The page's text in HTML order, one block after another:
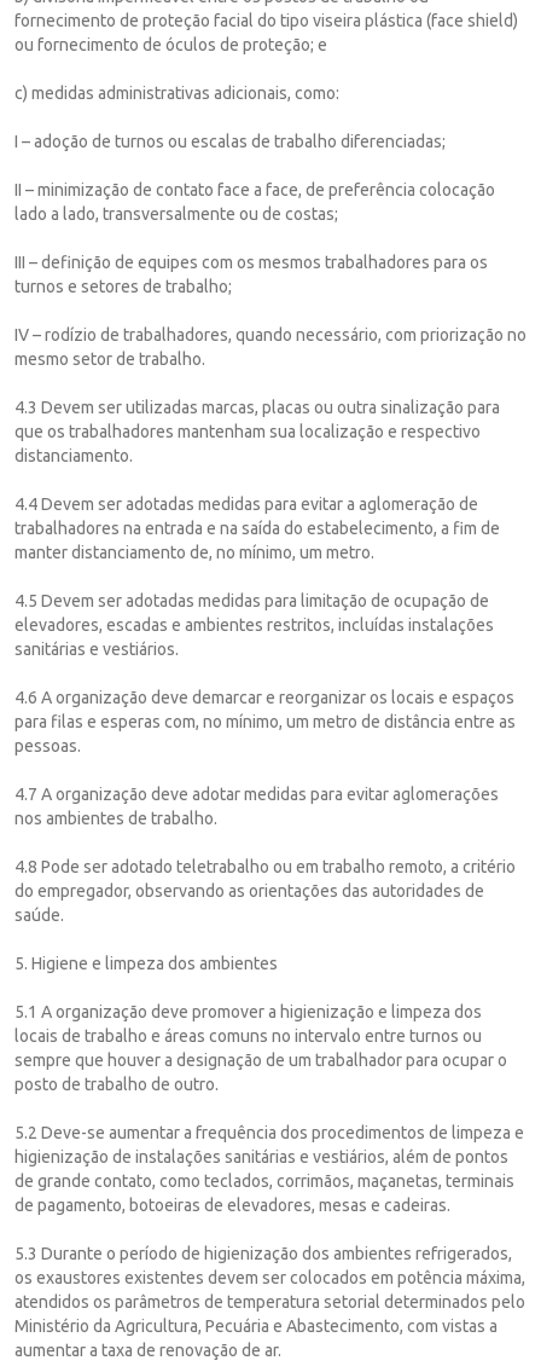
fornecimento de proteção facial do tipo viseira plástica (face shield)
ou fornecimento de óculos de proteção; e
c) medidas administrativas adicionais, como:
I – adoção de turnos ou escalas de trabalho diferenciadas;
II – minimização de contato face a face, de preferência colocação
lado a lado, transversalmente ou de costas;
III – definição de equipes com os mesmos trabalhadores para os
turnos e setores de trabalho;
IV – rodízio de trabalhadores, quando necessário, com priorização no
mesmo setor de trabalho.
4.3 Devem ser utilizadas marcas, placas ou outra sinalização para
que os trabalhadores mantenham sua localização e respectivo
distanciamento.
4.4 Devem ser adotadas medidas para evitar a aglomeração de
trabalhadores na entrada e na saída do estabelecimento, a fim de
manter distanciamento de, no mínimo, um metro.
4.5 Devem ser adotadas medidas para limitação de ocupação de
elevadores, escadas e ambientes restritos, incluídas instalações
sanitárias e vestiários.
4.6 A organização deve demarcar e reorganizar os locais e espaços
para filas e esperas com, no mínimo, um metro de distância entre as
pessoas.
4.7 A organização deve adotar medidas para evitar aglomerações
nos ambientes de trabalho.
4.8 Pode ser adotado teletrabalho ou em trabalho remoto, a critério
do empregador, observando as orientações das autoridades de
saúde.
5. Higiene e limpeza dos ambientes
5.1 A organização deve promover a higienização e limpeza dos
locais de trabalho e áreas comuns no intervalo entre turnos ou
sempre que houver a designação de um trabalhador para ocupar o
posto de trabalho de outro.
5.2 Deve-se aumentar a frequência dos procedimentos de limpeza e
higienização de instalações sanitárias e vestiários, além de pontos
de grande contato, como teclados, corrimãos, maçanetas, terminais
de pagamento, botoeiras de elevadores, mesas e cadeiras.
5.3 Durante o período de higienização dos ambientes refrigerados,
os exaustores existentes devem ser colocados em potência máxima,
atendidos os parâmetros de temperatura setorial determinados pelo
Ministério da Agricultura, Pecuária e Abastecimento, com vistas a
aumentar a taxa de renovação de ar.